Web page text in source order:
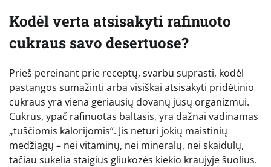
Kodėl verta atsisakyti rafinuoto
cukraus savo desertuose?
Prieš pereinant prie receptų, svarbu suprasti, kodėl
pastangos sumažinti arba visiškai atsisakyti pridėtinio
cukraus yra viena geriausių dovanų jūsų organizmui.
Cukrus, ypač rafinuotas baltasis, yra dažnai vadinamas
„tuščiomis kalorijomis“. Jis neturi jokių maistinių
medžiagų – nei vitaminų, nei mineralų, nei skaidulų,
tačiau sukelia staigius gliukozės kiekio kraujyje šuolius.